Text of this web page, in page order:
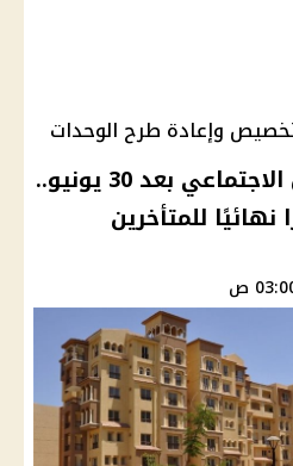
وإعادة طرح الوحدات
سحب شقق الإسكان الاجتماعي بعد 30 يونيو..
للمتأخرين